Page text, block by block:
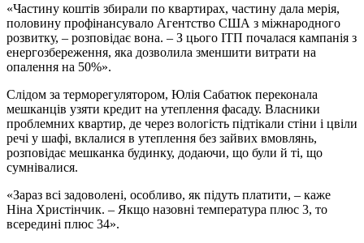
«Частину коштів збирали по квартирах, частину дала мерія,
половину профінансувало Агентство США з міжнародного
розвитку, – розповідає вона. – З цього ІТП почалася кампанія з
енергозбереження, яка дозволила зменшити витрати на
опалення на 50%».
Слідом за терморегулятором, Юлія Сабатюк переконала
мешканців узяти кредит на утеплення фасаду. Власники
проблемних квартир, де через вологість підтікали стіни і цвіли
речі у шафі, вклалися в утеплення без зайвих вмовлянь,
розповідає мешканка будинку, додаючи, що були й ті, що
сумнівалися.
«Зараз всі задоволені, особливо, як підуть платити, – каже
Ніна Христінчик. – Якщо назовні температура плюс 3, то
всередині плюс 34».